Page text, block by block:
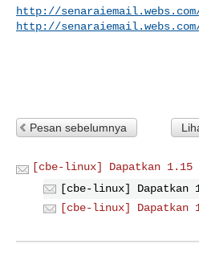
http://
http://
Pesan sebelumnya
[cbe-linux] Dapatkan
[cbe-linux]
[cbe-linux]